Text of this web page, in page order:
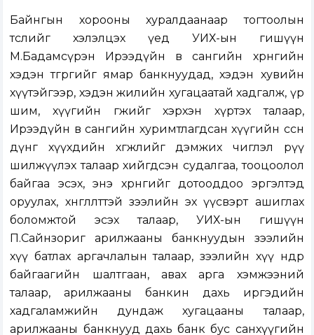
Байнгын хорооны хуралдаанаар тогтоолын
төслийг хэлэлцэх үед УИХ-ын гишүүн
М.Бадамсүрэн Ирээдүйн өв сангийн хөрөнгийн
хэдэн төгрөгийг ямар банкнуудад, хэдэн хувийн
хүүтэйгээр, хэдэн жилийн хугацаатай хадгалж, үр
шим, хүүгийн өгөөжийг хэрхэн хүртэх талаар,
Ирээдүйн өв сангийн хуримтлагдсан хүүгийн өссөн
дүнг хүүхдийн хөгжлийг дэмжих чиглэл рүү
шилжүүлэх талаар хийгдсэн судалгаа, тооцоолол
байгаа эсэх, энэ хөрөнгийг дотооддоо эргэлтэд
оруулах, хөнгөлөлттэй зээлийн эх үүсвэрт ашиглах
боломжтой эсэх талаар, УИХ-ын гишүүн
П.Сайнзориг арилжааны банкнуудын зээлийн
хүү батлах аргачлалын талаар, зээлийн хүү өндөр
байгаагийн шалтгаан, авах арга хэмжээний
талаар, арилжааны банкин дахь иргэдийн
хадгаламжийн дундаж хугацааны талаар,
арилжааны банкнууд дахь банк бус санхүүгийн